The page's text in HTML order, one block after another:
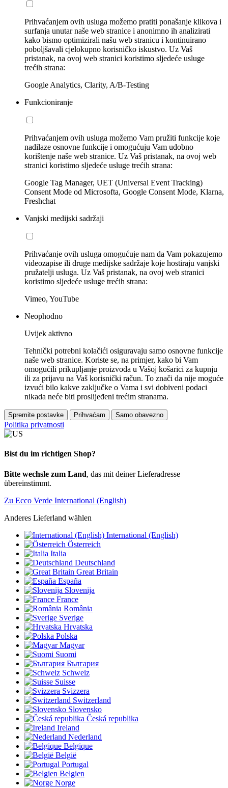
Prihvaćanjem ovih usluga možemo pratiti ponašanje klikova i
surfanja unutar naše web stranice i anonimno ih analizirati
kako bismo optimizirali našu web stranicu i kontinuirano
poboljšavali cjelokupno korisničko iskustvo. Uz Vaš
pristanak, na ovoj web stranici koristimo sljedeće usluge
trećih strana:
Google Analytics, Clarity, A/B-Testing
Funkcioniranje
Prihvaćanjem ovih usluga možemo Vam pružiti funkcije koje
nadilaze osnovne funkcije i omogućuju Vam udobno
korištenje naše web stranice. Uz Vaš pristanak, na ovoj web
stranici koristimo sljedeće usluge trećih strana:
Google Tag Manager, UET (Universal Event Tracking)
Consent Mode od Microsofta, Google Consent Mode, Klarna,
Freshchat
Vanjski medijski sadržaji
Prihvaćanje ovih usluga omogućuje nam da Vam pokazujemo
videozapise ili druge medijske sadržaje koje hostiraju vanjski
pružatelji usluga. Uz Vaš pristanak, na ovoj web stranici
koristimo sljedeće usluge trećih strana:
Vimeo, YouTube
Neophodno
Uvijek aktivno
Tehnički potrebni kolačići osiguravaju samo osnovne funkcije
naše web stranice. Koriste se, na primjer, kako bi Vam
omogućili prikupljanje proizvoda u Vašoj košarici za kupnju
ili za prijavu na Vaš korisnički račun. To znači da nije moguće
izvući bilo kakve zaključke o Vama i svi dobiveni podaci
nikada neće biti proslijeđeni trećim stranama.
Spremite postavke Prihvaćam Samo obavezno
Politika privatnosti
Bist du im richtigen Shop?
Bitte wechsle zum Land, das mit deiner Lieferadresse
übereinstimmt.
Zu Ecco Verde International (English)
Anderes Lieferland wählen
International (English)
Österreich
Italia
Deutschland
Great Britain
España
Slovenija
France
România
Sverige
Hrvatska
Polska
Magyar
Suomi
България
Schweiz
Suisse
Svizzera
Switzerland
Slovensko
Česká republika
Ireland
Nederland
Belgique
België
Portugal
Belgien
Norge